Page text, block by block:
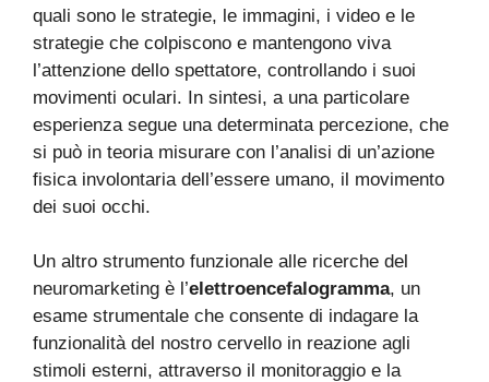
quali sono le strategie, le immagini, i video e le
strategie che colpiscono e mantengono viva
l’attenzione dello spettatore, controllando i suoi
movimenti oculari. In sintesi, a una particolare
esperienza segue una determinata percezione, che
si può in teoria misurare con l’analisi di un’azione
fisica involontaria dell’essere umano, il movimento
dei suoi occhi.
Un altro strumento funzionale alle ricerche del
neuromarketing è l’elettroencefalogramma, un
esame strumentale che consente di indagare la
funzionalità del nostro cervello in reazione agli
stimoli esterni, attraverso il monitoraggio e la